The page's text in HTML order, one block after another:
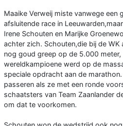
Maaike Verweij miste vanwege een
afsluitende race in
Irene Schouten en Marijke
achter zich. Schouten,die bij de
nog goud greep op de 5.000
wereldkampioene werd op de
speciale opdracht aan de
passeren als ze met een ronde
schaatsters van Team Zaanlander
om dat te voorkomen.